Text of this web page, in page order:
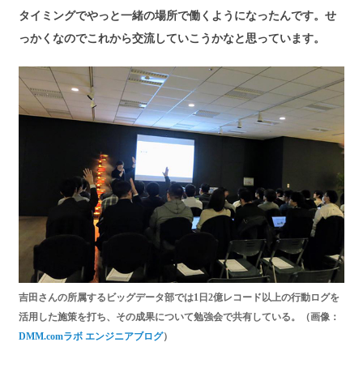
タイミングでやっと一緒の場所で働くようになったんです。せ
っかくなのでこれから交流していこうかなと思っています。
吉田さんの所属するビッグデータ部では1日2億レコード以上の行動ログを
活用した施策を打ち、その成果について勉強会で共有している。（画像：
DMM.comラボ エンジニアブログ）